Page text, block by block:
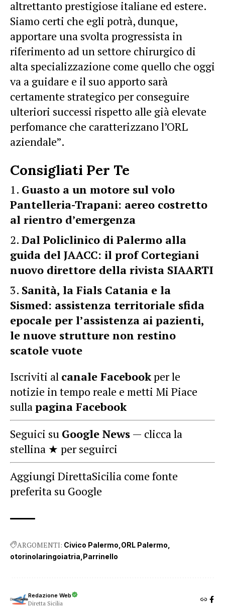
altrettanto prestigiose italiane ed estere.
Siamo certi che egli potrà, dunque,
apportare una svolta progressista in
riferimento ad un settore chirurgico di
alta specializzazione come quello che oggi
va a guidare e il suo apporto sarà
certamente strategico per conseguire
ulteriori successi rispetto alle già elevate
perfomance che caratterizzano l’ORL
aziendale”.
Consigliati Per Te
Guasto a un motore sul volo
Pantelleria-Trapani: aereo costretto
al rientro d’emergenza
Dal Policlinico di Palermo alla
guida del JAACC: il prof Cortegiani
nuovo direttore della rivista SIAARTI
Sanità, la Fials Catania e la
Sismed: assistenza territoriale sfida
epocale per l’assistenza ai pazienti,
le nuove strutture non restino
scatole vuote
Iscriviti al canale Facebookper le
notizie in tempo reale e metti Mi Piace
sullapagina Facebook
Seguici su Google News — clicca la
stellina ★ per seguirci
Aggiungi DirettaSicilia come fonte
preferita su Google
ARGOMENTI: Civico Palermo ORL Palermo
otorinolaringoiatria Parrinello
Redazione Web
Diretta Sicilia